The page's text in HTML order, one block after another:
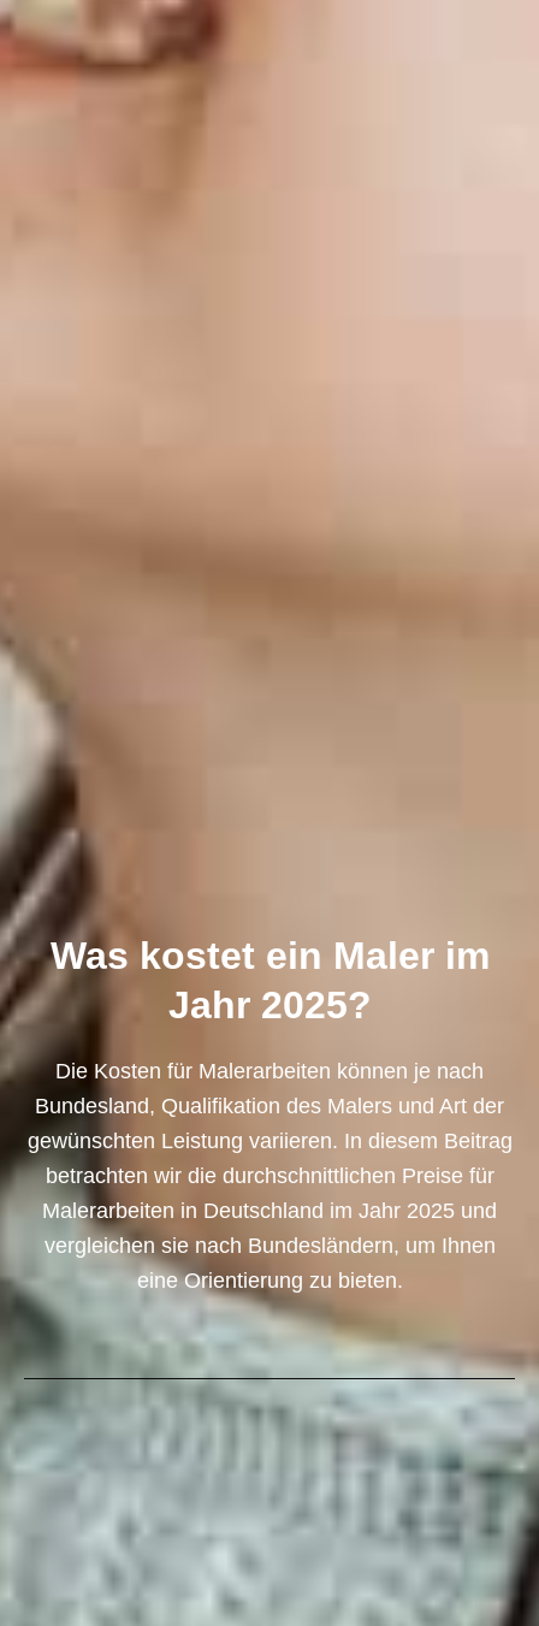
Was kostet ein Maler im
Jahr 2025?
Die Kosten für Malerarbeiten können je nach
Bundesland, Qualifikation des Malers und Art der
gewünschten Leistung variieren. In diesem Beitrag
betrachten wir die durchschnittlichen Preise für
Malerarbeiten in Deutschland im Jahr 2025 und
vergleichen sie nach Bundesländern, um Ihnen
eine Orientierung zu bieten.